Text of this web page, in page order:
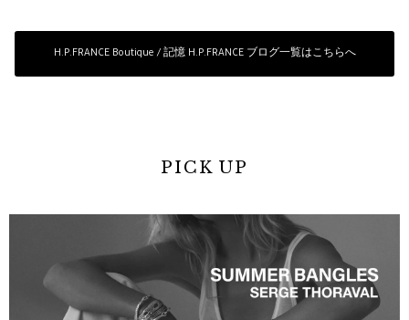
H.P.FRANCE Boutique / 記憶 H.P.FRANCE ブログ一覧はこちらへ
PICK UP